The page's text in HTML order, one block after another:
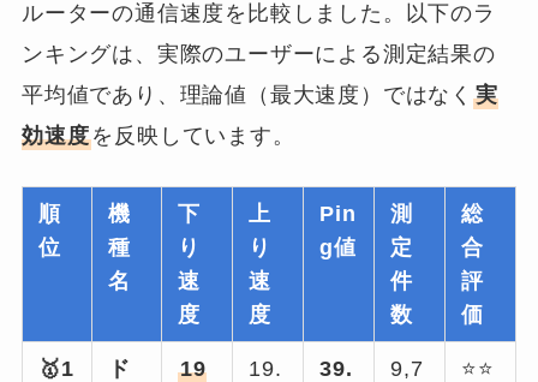
ルーターの通信速度を比較しました。以下のラ
ンキングは、実際のユーザーによる測定結果の
平均値であり、理論値（最大速度）ではなく実
効速度を反映しています。
順
位
機
種
名
下
り
速
度
上
り
速
度
Pin
g値
測
定
件
数
総
合
評
価
🥇1
ド
19
19.
39.
9,7
⭐⭐